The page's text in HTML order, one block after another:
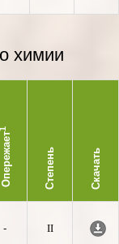
химии
Опережает
1
Степень Скачать
-
II